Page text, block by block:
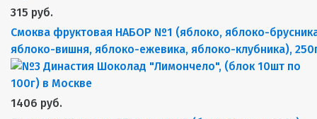
315 руб.
Смоква фруктовая НАБОР №1 (яблоко, яблоко-
яблоко-вишня, яблоко-ежевика, яблоко-клубника),
1406 руб.